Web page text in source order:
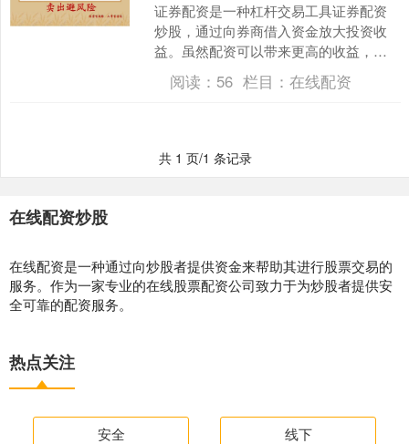
证券配资是一种杠杆交易工具证券配资
炒股，通过向券商借入资金放大投资收
益。虽然配资可以带来更高的收益，但
也伴随着更高的风险。 炒股配资网严格
遵守监管要求，拥有完善....
阅读： 56 栏目： 在线配资
共 1 页/1 条记录
在线配资炒股
在线配资是一种通过向炒股者提供资金来帮助其进行股票交易的
服务。作为一家专业的在线股票配资公司致力于为炒股者提供安
全可靠的配资服务。
热点关注
安全 线下